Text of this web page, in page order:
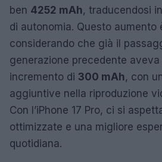
ben 4252 mAh, traducendosi
di autonomia. Questo aumento
considerando che già il
generazione precedente
incremento di 300 mAh, con
aggiuntive nella riproduzione
Con l’iPhone 17 Pro, ci si
ottimizzate e una migliore
quotidiana.